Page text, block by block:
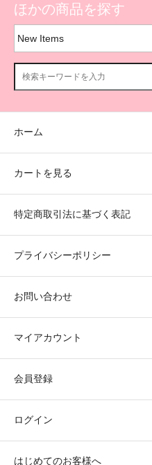
ほかの商品を探す
ホーム
カートを見る
特定商取引法に基づく表記
プライバシーポリシー
お問い合わせ
マイアカウント
会員登録
ログイン
はじめてのお客様へ